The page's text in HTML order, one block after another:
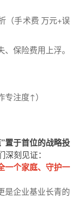
（手术费 万元+误
保险费用上浮。
注度↑）
置于首位的战略投
刻见证：
一个家庭、守护一
是企业基业长青的